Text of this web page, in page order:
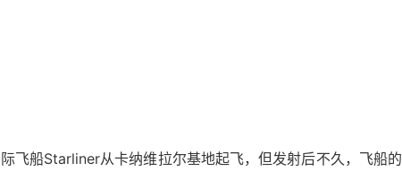
飞船Starliner从卡纳维拉尔基地起飞，但发射后不久，飞船的